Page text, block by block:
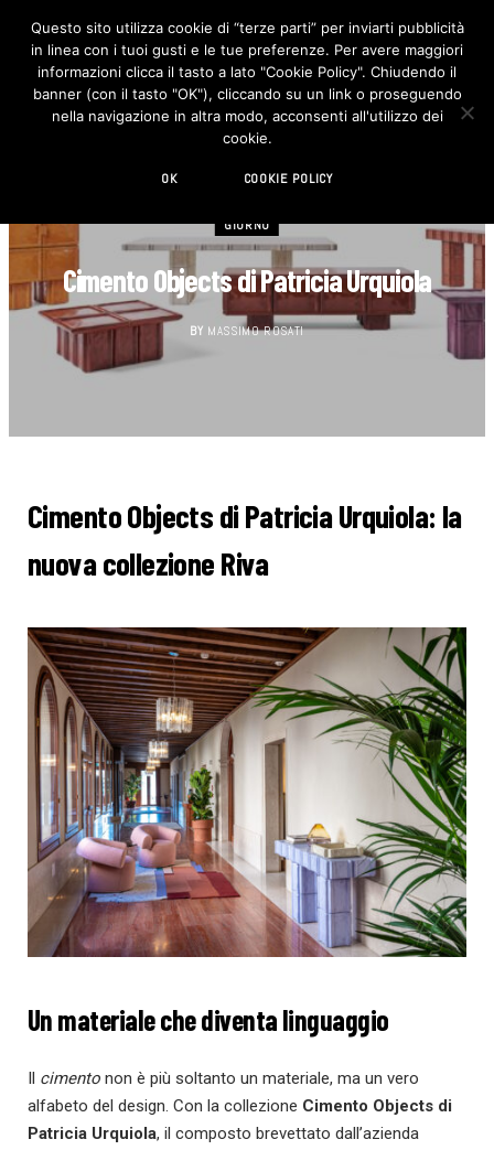
F
c
e
b
o
I
n
s
t
GIORNO
Cimento Objects di Patricia Urquiola
BY MASSIMO ROSATI
Cimento Objects di Patricia Urquiola: la
nuova collezione Riva
Un materiale che diventa linguaggio
Il cimento non è più soltanto un materiale, ma un vero
alfabeto del design. Con la collezione Cimento Objects di
Patricia Urquiola, il composto brevettato dall’azienda
Questo sito utilizza cookie di “terze parti” per inviarti pubblicità
in linea con i tuoi gusti e le tue preferenze. Per avere maggiori
informazioni clicca il tasto a lato "Cookie Policy". Chiudendo il
banner (con il tasto "OK"), cliccando su un link o proseguendo
nella navigazione in altra modo, acconsenti all'utilizzo dei
cookie.
OK COOKIE POLICY